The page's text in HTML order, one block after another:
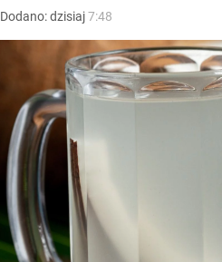
Dodano:dzisiaj7:48